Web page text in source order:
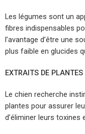
Les légumes sont un
fibres indispensables
l’avantage d’être une
plus faible en glucides
EXTRAITS DE PLANTES
Le chien recherche
plantes pour assurer
d’éliminer leurs